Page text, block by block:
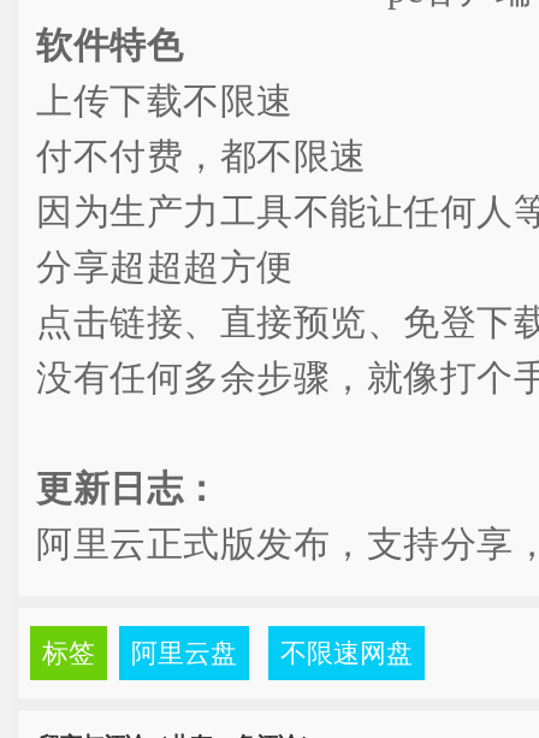
软件特色
上传下载不限速
付不付费，都不限速
因为生产力工具不能让任何人
分享超超超方便
点击链接、直接预览、免登下
没有任何多余步骤，就像打个
更新日志：
阿里云正式版发布，支持分享
标签 阿里云盘 不限速网盘